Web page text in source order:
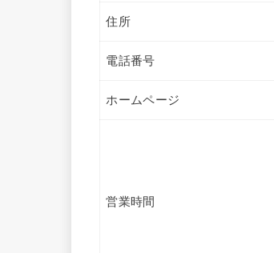
住所
電話番号
ホームページ
営業時間